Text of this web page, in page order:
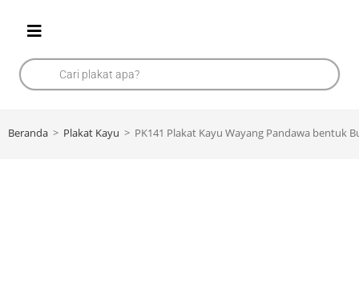
Beranda > Plakat Kayu > PK141 Plakat Kayu Wayang Pandawa bentuk